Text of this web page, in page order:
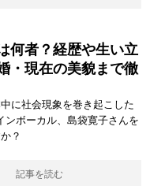
何者？経歴や生い立
・現在の美貌まで徹
に社会現象を巻き起こした
ンボーカル、島袋寛子さんを
？
記事を読む